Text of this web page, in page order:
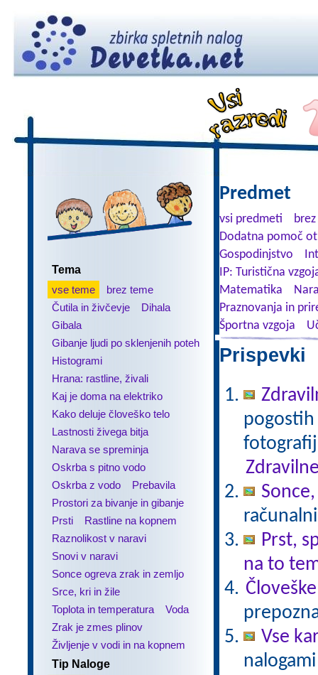
Tema
vse teme
brez teme
Čutila in živčevje
Dihala
Gibala
Gibanje ljudi po sklenjenih poteh
Histogrami
Hrana: rastline, živali
Kaj je doma na elektriko
Kako deluje človeško telo
Lastnosti živega bitja
Narava se spreminja
Oskrba s pitno vodo
Oskrba z vodo
Prebavila
Prostori za bivanje in gibanje
Prsti
Rastline na kopnem
Raznolikost v naravi
Snovi v naravi
Sonce ogreva zrak in zemljo
Srce, kri in žile
Toplota in temperatura
Voda
Zrak je zmes plinov
Življenje v vodi in na kopnem
Tip Naloge
Predmet
vsi predmeti
Dodatna pomoč
Gospodinjstvo
IP: Turistična
Matematika
Praznovanja in
Športna vzgoja
Prispevki
pogostih
Prst,
na to
Vse